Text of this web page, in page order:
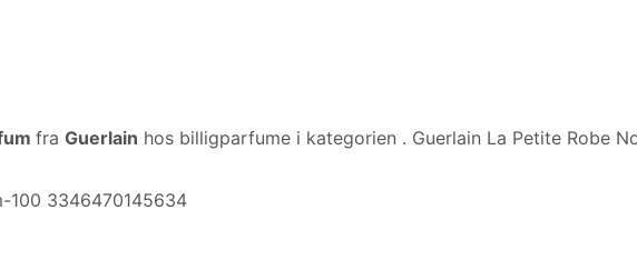
fra Guerlain hos billigparfume i kategorien . Guerlain La Petite Robe
100 3346470145634